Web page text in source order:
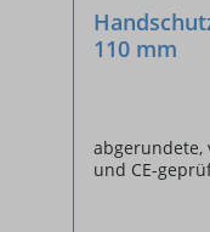
110 mm
abgerundete,
und CE-